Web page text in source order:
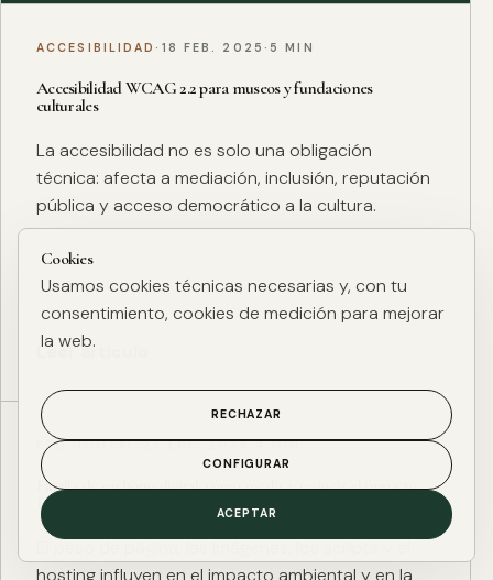
ACCESIBILIDAD · 18 FEB. 2025 · 5 MIN
Accesibilidad WCAG 2.2 para museos y fundaciones
culturales
La accesibilidad no es solo una obligación
técnica: afecta a mediación, inclusión, reputación
pública y acceso democrático a la cultura.
Leer artículo
ESG DIGITAL·27 ENE. 2025·4 MIN
Huella de carbono digital: cómo medir y reducir el impacto
ESG de una web
El peso de página, las imágenes, los scripts y el
hosting influyen en el impacto ambiental y en la
Cookies
Usamos cookies técnicas necesarias y, con tu
consentimiento, cookies de medición para mejorar
la web.
RECHAZAR
CONFIGURAR
ACEPTAR